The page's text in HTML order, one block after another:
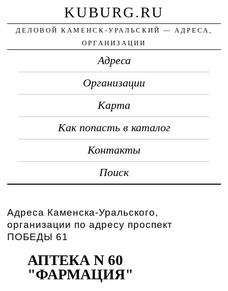
KUBURG.RU
ДЕЛОВОЙ КАМЕНСК-УРАЛЬСКИЙ — АДРЕСА,
ОРГАНИЗАЦИИ
Адреса
Организации
Карта
Как попасть в каталог
Контакты
Поиск
Адреса Каменска-Уральского,
организации по адресу проспект
ПОБЕДЫ 61
АПТЕКА N 60
"ФАРМАЦИЯ"